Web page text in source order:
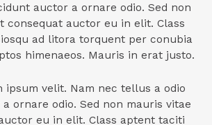
auctor a ornare odio. Sed non
consequat auctor eu in elit. Class
ad litora torquent per conubia
himenaeos. Mauris in erat justo.
ipsum velit. Nam nec tellus a odio
ornare odio. Sed non mauris vitae
eu in elit. Class aptent taciti